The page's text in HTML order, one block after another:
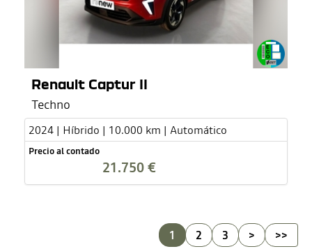
Renault Captur II
Techno
2024 | Híbrido | 10.000 km | Automático
Precio al contado
21.750 €
1 2 3 > >>